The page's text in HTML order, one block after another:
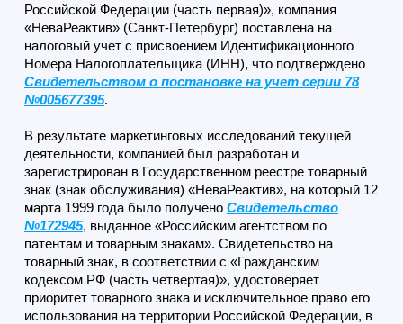
Российской Федерации (часть первая)», компания
«НеваРеактив» (Санкт-Петербург) поставлена на
налоговый учет с присвоением Идентификационного
Номера Налогоплательщика (ИНН), что подтверждено
Свидетельством о постановке на учет серии 78
№005677395.
В результате маркетинговых исследований текущей
деятельности, компанией был разработан и
зарегистрирован в Государственном реестре товарный
знак (знак обслуживания) «НеваРеактив», на который 12
марта 1999 года было получено Свидетельство
№172945, выданное «Российским агентством по
патентам и товарным знакам». Свидетельство на
товарный знак, в соответствии с «Гражданским
кодексом РФ (часть четвертая)», удостоверяет
приоритет товарного знака и исключительное право его
использования на территории Российской Федерации, в